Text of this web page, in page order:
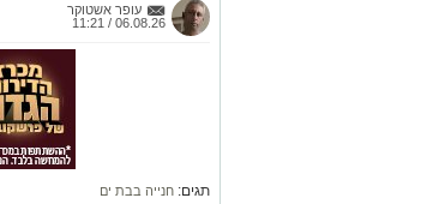
עופר אשטוקר
06.08.26 / 11:21
תגים: חנייה בבת ים